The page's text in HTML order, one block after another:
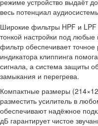
весь потенциал
Широкие фильтры HPF и
тонкой настройки под
фильтр обеспечивает
индикатора клиппинга
сигнала, а система защиты
замыкания и перегрева.
Компактные размеры
разместить усилитель в
обеспечивают надёжное
дБ гарантирует чистое